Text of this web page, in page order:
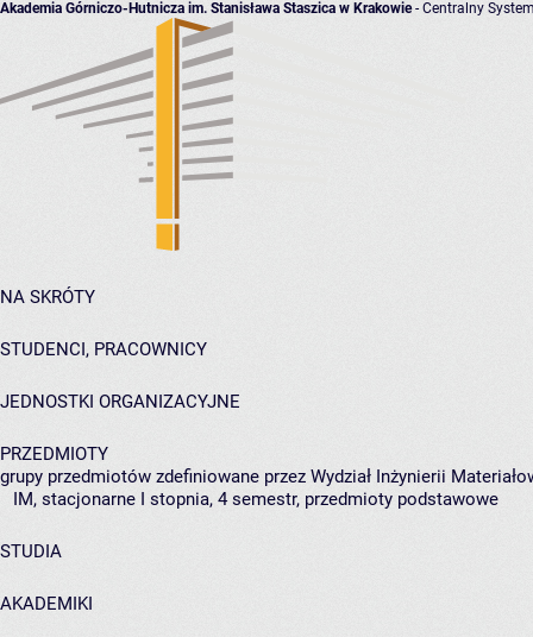
Akademia Górniczo-Hutnicza im. Stanisława Staszica w Krakowie- Centralny
NA SKRÓTY
STUDENCI, PRACOWNICY
JEDNOSTKI ORGANIZACYJNE
PRZEDMIOTY
grupy przedmiotów zdefiniowane przez Wydział Inżynierii
IM, stacjonarne I stopnia, 4 semestr, przedmioty podstawowe
STUDIA
AKADEMIKI